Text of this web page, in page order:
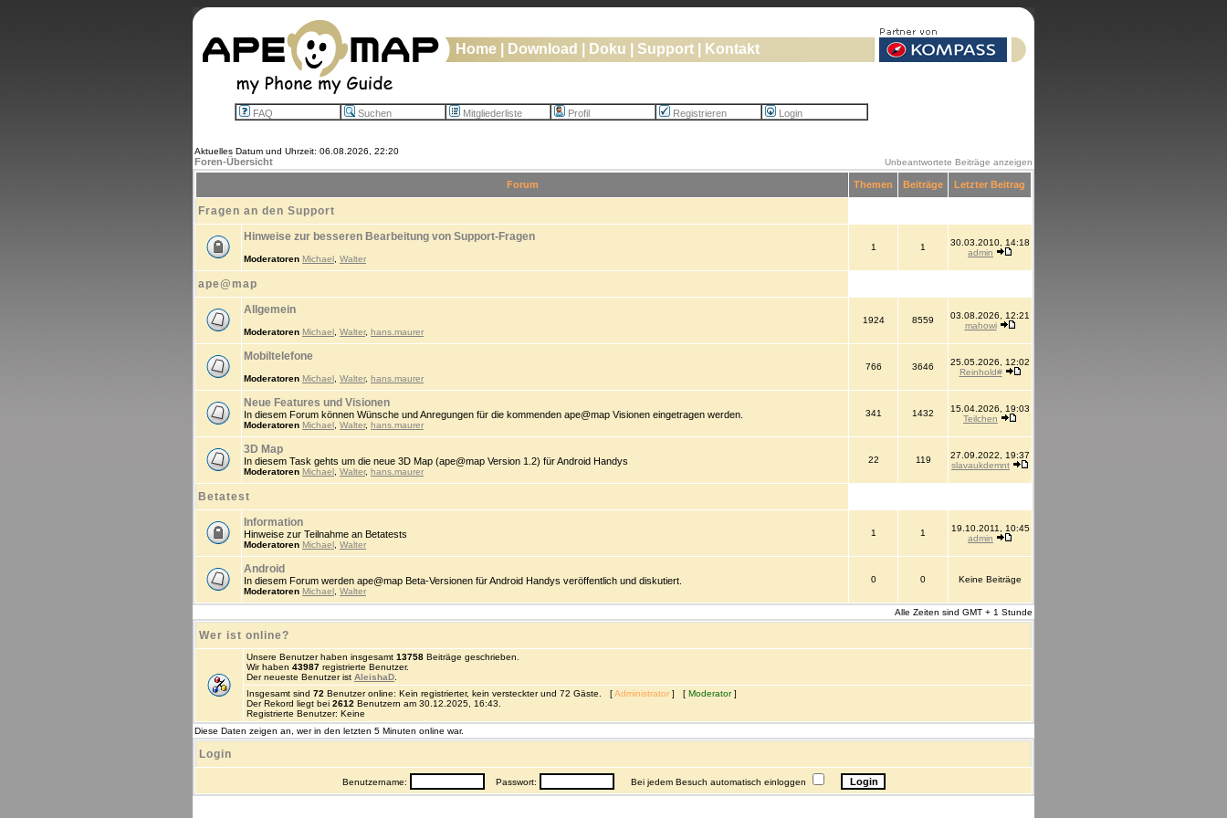
Home Download Doku Support Kontakt
FAQ Suchen Mitgliederliste Profil Registrieren Login
Aktuelles Datum und Uhrzeit: 06.08.2026, 22:20
Foren-Übersicht Unbeantwortete Beiträge anzeigen
Forum Themen Beiträge Letzter Beitrag
Fragen an den Support
Hinweise zur besseren Bearbeitung von Support-Fragen
Moderatoren Michael Walter
1 1
30.03.2010, 14:18
admin
ape@map
Allgemein
Moderatoren Michael Walter, hans.maurer
1924 8559
03.08.2026, 12:21
mahowi
Mobiltelefone
Moderatoren Michael Walter, hans.maurer
766 3646
25.05.2026, 12:02
Reinhold#
Neue Features und Visionen
In diesem Forum können Wünsche und Anregungen für die kommenden ape@map Visionen eingetragen werden.
Moderatoren Michael Walter, hans.maurer
341 1432
15.04.2026, 19:03
Teilchen
3D Map
In diesem Task gehts um die neue 3D Map (ape@map Version 1.2) für Android Handys
Moderatoren Michael Walter, hans.maurer
22 119
27.09.2022, 19:37
slavaukdemnt
Betatest
Information
Hinweise zur Teilnahme an Betatests
Moderatoren Michael Walter
1 1
19.10.2011, 10:45
admin
Android
In diesem Forum werden ape@map Beta-Versionen für Android Handys veröffentlich und diskutiert.
Moderatoren Michael Walter
0 0 Keine Beiträge
Alle Zeiten sind GMT + 1 Stunde
Wer ist online?
Unsere Benutzer haben insgesamt 13758 Beiträge geschrieben.
Wir haben 43987 registrierte Benutzer.
Der neueste Benutzer ist AleishaD
Insgesamt sind 72 Benutzer online: Kein registrierter, kein versteckter und 72 Gäste. [Administrator ] [ Moderator]
Der Rekord liegt bei 2612 Benutzern am 30.12.2025, 16:43.
Registrierte Benutzer: Keine
Diese Daten zeigen an, wer in den letzten 5 Minuten online war.
Login
Benutzername: Passwort: Bei jedem Besuch automatisch einloggen